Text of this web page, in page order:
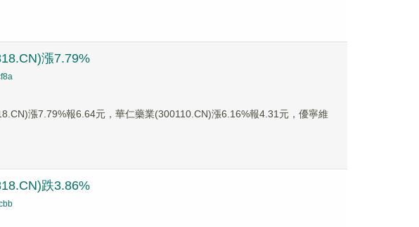
漲7.79%
漲7.79%報6.64元，華仁藥業(300110.CN)漲6.16%報4.31元，優寧維
跌3.86%